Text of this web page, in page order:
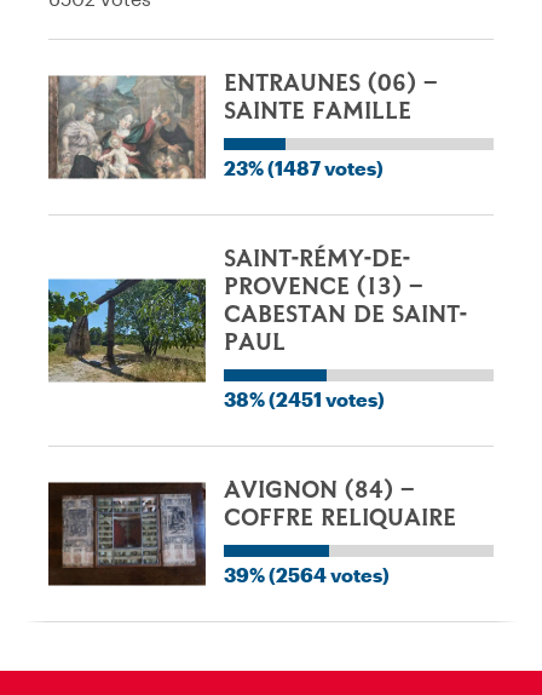
ENTRAUNES (06) –
SAINTE FAMILLE
23% (1487 votes)
SAINT-RÉMY-DE-
PROVENCE (13) –
CABESTAN DE SAINT-
PAUL
38% (2451 votes)
AVIGNON (84) –
COFFRE RELIQUAIRE
39% (2564 votes)